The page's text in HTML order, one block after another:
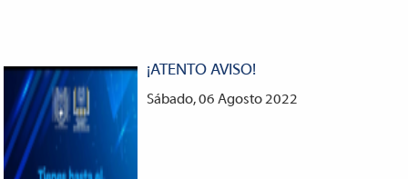
¡ATENTO AVISO!
Sábado, 06 Agosto 2022